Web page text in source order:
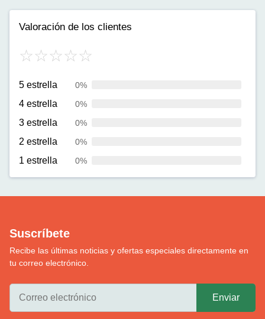
Valoración de los clientes
5 estrella 0%
4 estrella 0%
3 estrella 0%
2 estrella 0%
1 estrella 0%
Suscríbete
Recibe las últimas noticias y ofertas especiales directamente en
tu correo electrónico.